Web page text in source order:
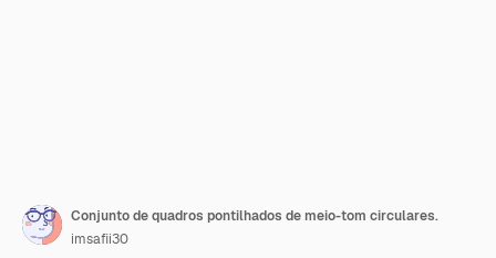
Conjunto de quadros pontilhados de meio-tom circulares.
imsafii30